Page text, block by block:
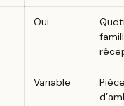
Oui
Variable